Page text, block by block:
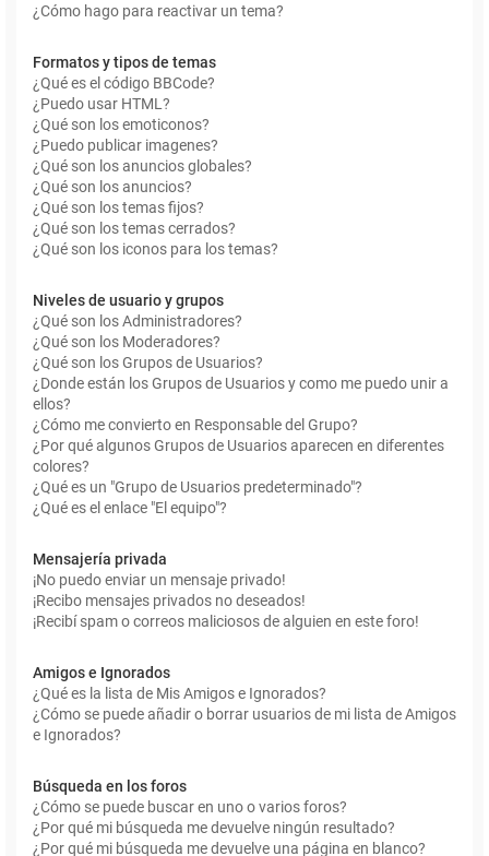
¿Cómo hago para reactivar un tema?
Formatos y tipos de temas
¿Qué es el código BBCode?
¿Puedo usar HTML?
¿Qué son los emoticonos?
¿Puedo publicar imagenes?
¿Qué son los anuncios globales?
¿Qué son los anuncios?
¿Qué son los temas fijos?
¿Qué son los temas cerrados?
¿Qué son los iconos para los temas?
Niveles de usuario y grupos
¿Qué son los Administradores?
¿Qué son los Moderadores?
¿Qué son los Grupos de Usuarios?
¿Donde están los Grupos de Usuarios y como me puedo unir a
ellos?
¿Cómo me convierto en Responsable del Grupo?
¿Por qué algunos Grupos de Usuarios aparecen en diferentes
colores?
¿Qué es un "Grupo de Usuarios predeterminado"?
¿Qué es el enlace "El equipo"?
Mensajería privada
¡No puedo enviar un mensaje privado!
¡Recibo mensajes privados no deseados!
¡Recibí spam o correos maliciosos de alguien en este foro!
Amigos e Ignorados
¿Qué es la lista de Mis Amigos e Ignorados?
¿Cómo se puede añadir o borrar usuarios de mi lista de Amigos
e Ignorados?
Búsqueda en los foros
¿Cómo se puede buscar en uno o varios foros?
¿Por qué mi búsqueda me devuelve ningún resultado?
¿Por qué mi búsqueda me devuelve una página en blanco?